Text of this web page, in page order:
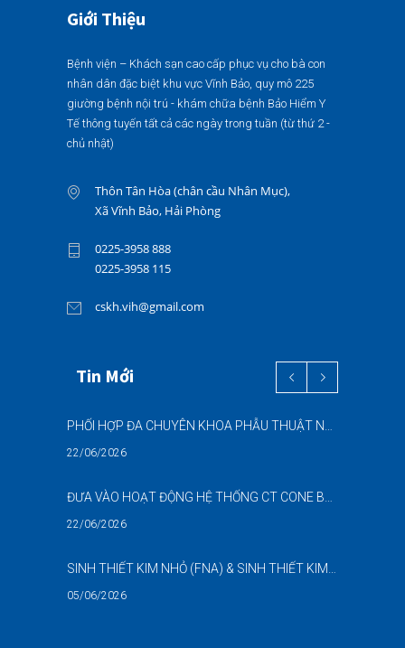
Giới Thiệu
Bệnh viện – Khách sạn cao cấp phục vụ cho bà con
nhân dân đặc biệt khu vực Vĩnh Bảo, quy mô 225
giường bệnh nội trú - khám chữa bệnh Bảo Hiểm Y
Tế thông tuyến tất cả các ngày trong tuần (từ thứ 2 -
chủ nhật)
Thôn Tân Hòa (chân cầu Nhân Mục),
Xã Vĩnh Bảo, Hải Phòng
0225-3958 888
0225-3958 115
cskh.vih@gmail.com
Tin Mới
22/06/2026
22/06/2026
05/06/2026